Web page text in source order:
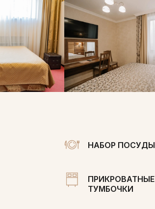
НАБОР ПОСУДЫ
ПРИКРОВАТНЫЕ
ТУМБОЧКИ